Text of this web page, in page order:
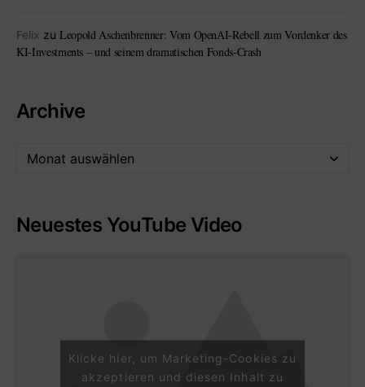
Felix zu Leopold Aschenbrenner: Vom OpenAI-Rebell zum Vordenker des
KI-Investments – und seinem dramatischen Fonds-Crash
Archive
Neuestes YouTube Video
Klicke hier, um Marketing-Cookies zu
akzeptieren und diesen Inhalt zu